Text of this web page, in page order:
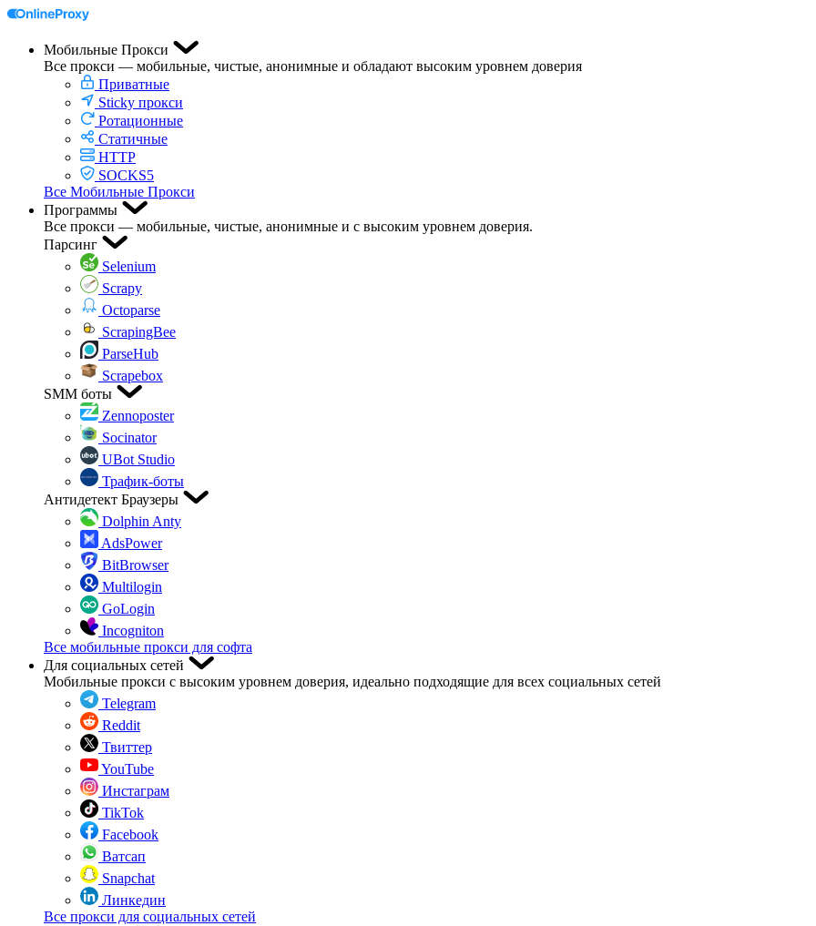
Мобильные Прокси
Все прокси — мобильные, чистые, анонимные и обладают высоким уровнем доверия
Приватные
Sticky прокси
Ротационные
Статичные
HTTP
SOCKS5
Все Мобильные Прокси
Программы
Все прокси — мобильные, чистые, анонимные и с высоким уровнем доверия.
Парсинг
Selenium
Scrapy
Octoparse
ScrapingBee
ParseHub
Scrapebox
SMM боты
Zennoposter
Socinator
UBot Studio
Трафик-боты
Антидетект Браузеры
Dolphin Anty
AdsPower
BitBrowser
Multilogin
GoLogin
Incogniton
Все мобильные прокси для софта
Для социальных сетей
Мобильные прокси с высоким уровнем доверия, идеально подходящие для всех социальных сетей
Telegram
Reddit
Твиттер
YouTube
Инстаграм
TikTok
Facebook
Ватсап
Snapchat
Линкедин
Все прокси для социальных сетей